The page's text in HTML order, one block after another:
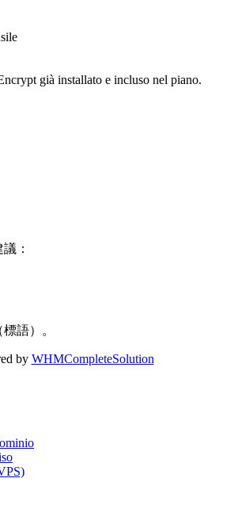
già installato e incluso nel piano.
：
語）。
by WHMCompleteSolution